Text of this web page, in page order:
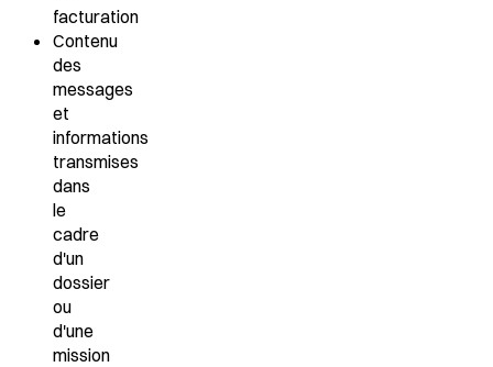
facturation
Contenu
des
messages
et
informations
transmises
dans
le
cadre
d'un
dossier
ou
d'une
mission